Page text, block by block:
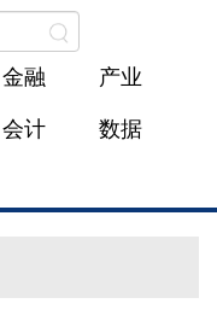
金融 产业
会计 数据